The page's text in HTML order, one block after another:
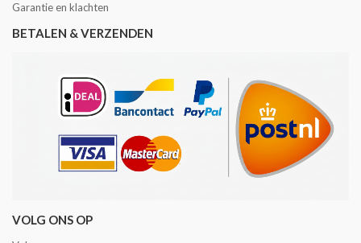
Garantie en klachten
BETALEN & VERZENDEN
VOLG ONS OP